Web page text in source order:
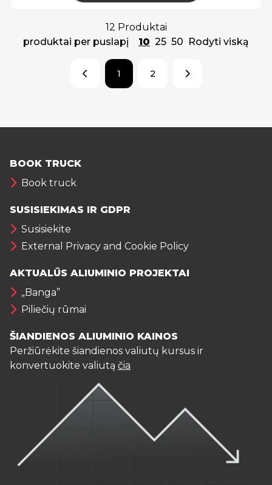
12 Produktai
produktai per puslapį
10 25 50 Rodyti viską
1 2
BOOK TRUCK
Book truck
SUSISIEKIMAS IR GDPR
Susisiekite
External Privacy and Cookie Policy
AKTUALŪS ALIUMINIO PROJEKTAI
„Banga”
Piliečių rūmai
ŠIANDIENOS ALIUMINIO KAINOS
Peržiūrėkite šiandienos valiutų kursus ir
konvertuokite valiutą čia